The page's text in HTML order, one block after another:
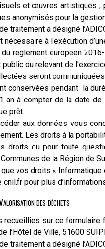
et œuvres artistiques ;
anonymisés pour la
traitement a désigné
nécessaire à l’exécution
du règlement européen
ou relevant de
seront
conservées pendant la
an à compter de la date
prêt.
aux données vous
Les droits à la
droits ou pour toute
de la Région de
vos droits « Informatique
pour plus
des déchets
recueillies sur ce formulaire
l’Hôtel de Ville, 51600
traitement a désigné